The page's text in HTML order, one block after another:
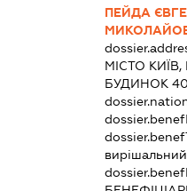
ПЕЙДА
МІСТО
БУДИНОК